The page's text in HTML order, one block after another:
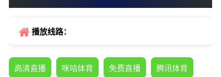
完赛
播放线路：
高清直播 咪咕体育 免费直播 腾讯体育